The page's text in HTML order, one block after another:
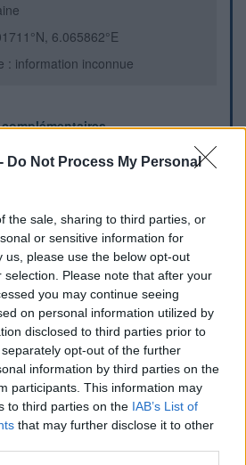
Do Not Process My Personal
the sale, sharing to third parties, or
or sensitive information for
us, please use the below opt-out
Please note that after your
you may continue seeing
on personal information utilized by
disclosed to third parties prior to
opt-out of the further
information by third parties on the
participants. This information may
to third parties on the IAB’s List of
that may further disclose it to other
6.065862°E
: information inconnue
de la chapelle.